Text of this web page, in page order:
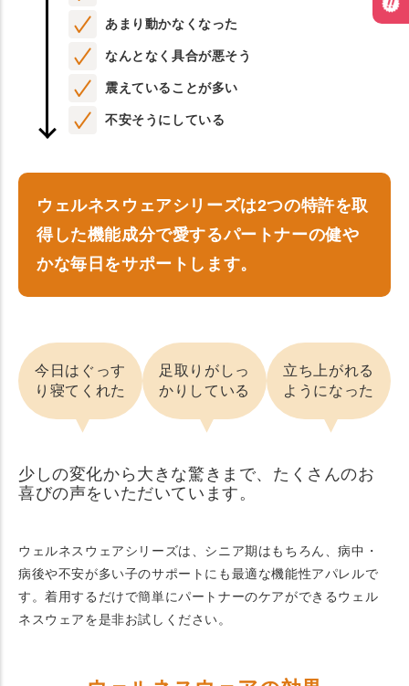
あまり動かなくなった
なんとなく具合が悪そう
震えていることが多い
不安そうにしている
ウェルネスウェアシリーズは2つの特許を取
得した機能成分で愛するパートナーの健や
かな毎日をサポートします。
今日はぐっす
り寝てくれた
足取りがしっ
かりしている
立ち上がれる
ようになった
少しの変化から大きな驚きまで、たくさんのお
喜びの声をいただいています。
ウェルネスウェアシリーズは、シニア期はもちろん、病中・
病後や不安が多い子のサポートにも最適な機能性アパレルで
す。着用するだけで簡単にパートナーのケアができるウェル
ネスウェアを是非お試しください。